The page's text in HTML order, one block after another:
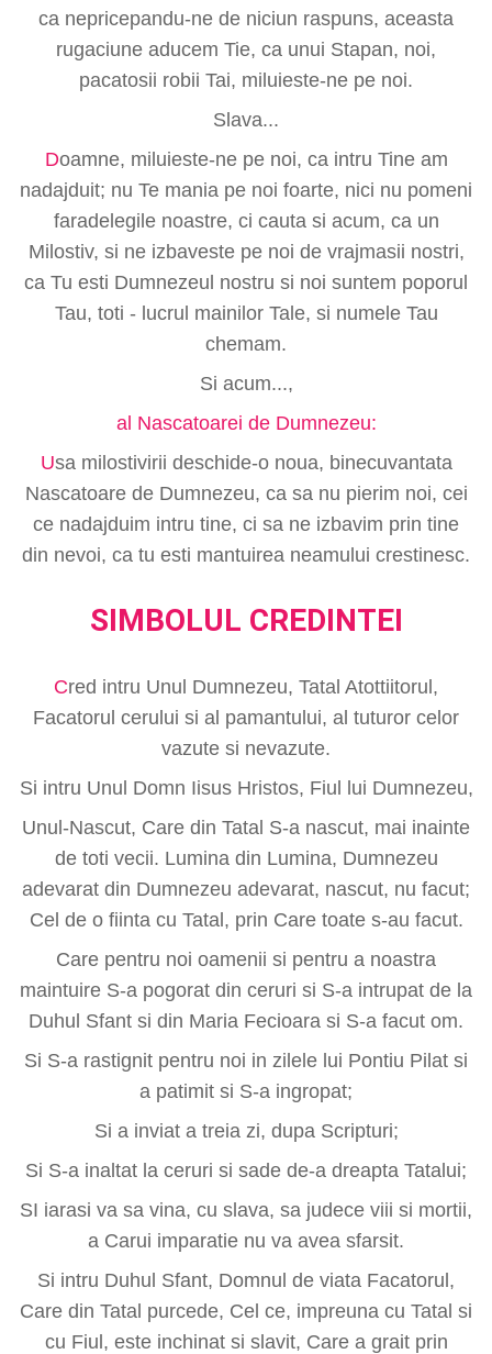
ca nepricepandu-ne de niciun raspuns, aceasta
rugaciune aducem Tie, ca unui Stapan, noi,
pacatosii robii Tai, miluieste-ne pe noi.
Slava...
Doamne, miluieste-ne pe noi, ca intru Tine am
nadajduit; nu Te mania pe noi foarte, nici nu pomeni
faradelegile noastre, ci cauta si acum, ca un
Milostiv, si ne izbaveste pe noi de vrajmasii nostri,
ca Tu esti Dumnezeul nostru si noi suntem poporul
Tau, toti - lucrul mainilor Tale, si numele Tau
chemam.
Si acum...,
al Nascatoarei de Dumnezeu:
Usa milostivirii deschide-o noua, binecuvantata
Nascatoare de Dumnezeu, ca sa nu pierim noi, cei
ce nadajduim intru tine, ci sa ne izbavim prin tine
din nevoi, ca tu esti mantuirea neamului crestinesc.
SIMBOLUL CREDINTEI
Cred intru Unul Dumnezeu, Tatal Atottiitorul,
Facatorul cerului si al pamantului, al tuturor celor
vazute si nevazute.
Si intru Unul Domn Iisus Hristos, Fiul lui Dumnezeu,
Unul-Nascut, Care din Tatal S-a nascut, mai inainte
de toti vecii. Lumina din Lumina, Dumnezeu
adevarat din Dumnezeu adevarat, nascut, nu facut;
Cel de o fiinta cu Tatal, prin Care toate s-au facut.
Care pentru noi oamenii si pentru a noastra
maintuire S-a pogorat din ceruri si S-a intrupat de la
Duhul Sfant si din Maria Fecioara si S-a facut om.
Si S-a rastignit pentru noi in zilele lui Pontiu Pilat si
a patimit si S-a ingropat;
Si a inviat a treia zi, dupa Scripturi;
Si S-a inaltat la ceruri si sade de-a dreapta Tatalui;
SI iarasi va sa vina, cu slava, sa judece viii si mortii,
a Carui imparatie nu va avea sfarsit.
Si intru Duhul Sfant, Domnul de viata Facatorul,
Care din Tatal purcede, Cel ce, impreuna cu Tatal si
cu Fiul, este inchinat si slavit, Care a grait prin